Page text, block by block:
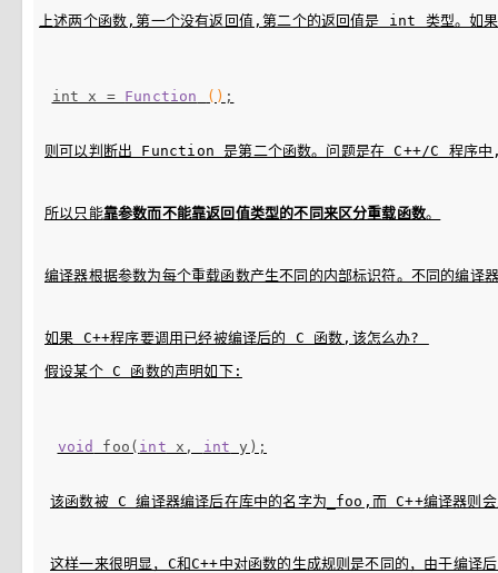
上述两个函数,第一个没有返回值,第二个的返回值是 int 类型。如
int x = Function () ;
则可以判断出 Function 是第二个函数。问题是在 C++/C 程序中
所以只能靠参数而不能靠返回值类型的不同来区分重载函数。
编译器根据参数为每个重载函数产生不同的内部标识符。不同的编译
如果 C++程序要调用已经被编译后的 C 函数,该怎么办?
假设某个 C 函数的声明如下:
void foo( int x, int y);
该函数被 C 编译器编译后在库中的名字为_foo,而 C++编译器则
这样一来很明显，C和C++中对函数的生成规则是不同的，由于编